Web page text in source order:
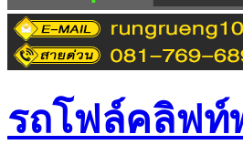
รถโฟล์คลิฟท์